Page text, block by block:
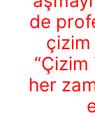
de
çizim
“Çizim
her